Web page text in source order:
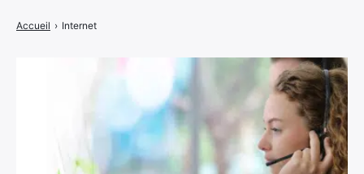
Accueil › Internet